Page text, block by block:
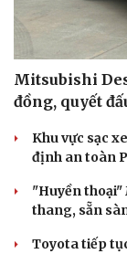
Mitsubishi
đồng, quyết
Khu vực sạc
định an toàn
"Huyền
thang, sẵn
Toyota tiếp